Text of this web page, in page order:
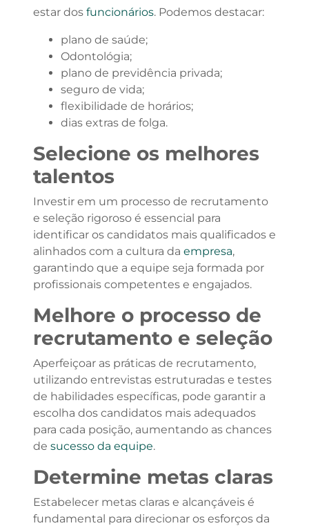
estar dos funcionários. Podemos destacar:
plano de saúde;
Odontológia;
plano de previdência privada;
seguro de vida;
flexibilidade de horários;
dias extras de folga.
Selecione os melhores
talentos
Investir em um processo de recrutamento
e seleção rigoroso é essencial para
identificar os candidatos mais qualificados e
alinhados com a cultura da empresa,
garantindo que a equipe seja formada por
profissionais competentes e engajados.
Melhore o processo de
recrutamento e seleção
Aperfeiçoar as práticas de recrutamento,
utilizando entrevistas estruturadas e testes
de habilidades específicas, pode garantir a
escolha dos candidatos mais adequados
para cada posição, aumentando as chances
de sucesso da equipe.
Determine metas claras
Estabelecer metas claras e alcançáveis é
fundamental para direcionar os esforços da